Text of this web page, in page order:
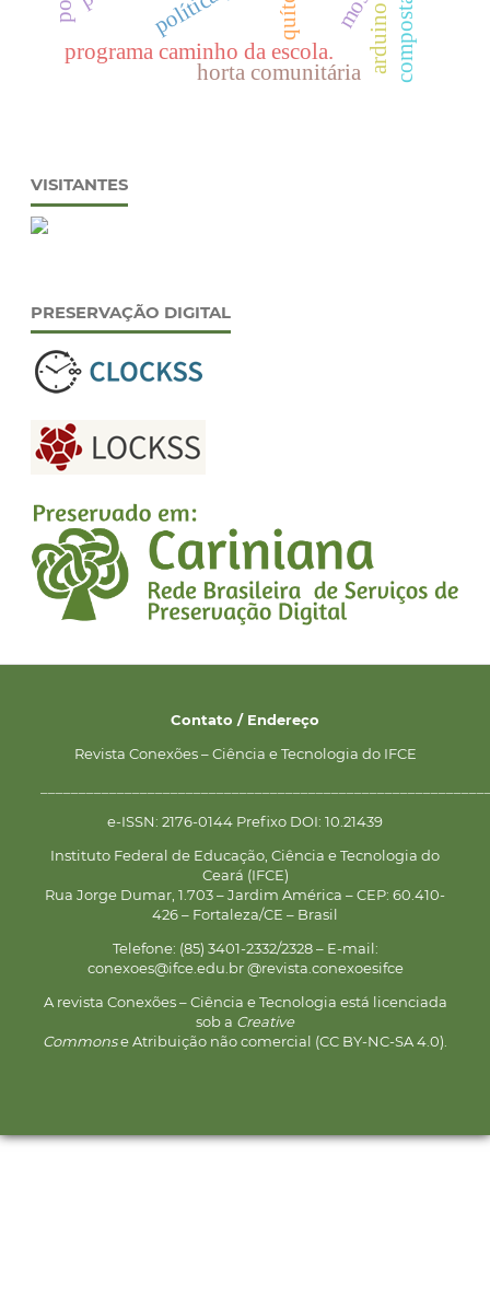
programa caminho da escola.
horta comunitária arduino
VISITANTES
PRESERVAÇÃO DIGITAL
Contato / Endereço
Revista Conexões – Ciência e Tecnologia do IFCE
e-ISSN: 2176-0144 Prefixo DOI: 10.21439
Instituto Federal de Educação, Ciência e Tecnologia do
Ceará (IFCE)
Rua Jorge Dumar, 1.703 – Jardim América – CEP: 60.410-
426 – Fortaleza/CE – Brasil
Telefone: (85) 3401-2332/2328 – E-mail:
conexoes@ifce.edu.br @revista.conexoesifce
A revista Conexões – Ciência e Tecnologia está licenciada
sob a Creative
Commonse Atribuição não comercial (CC BY-NC-SA 4.0).